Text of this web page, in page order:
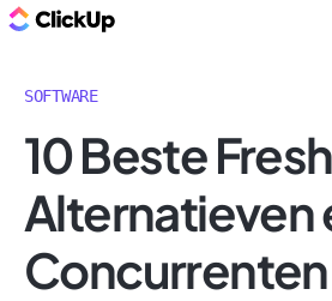
SOFTWARE
10 Beste
Alternatieven